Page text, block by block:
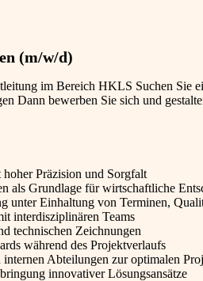
(m/w/d)
im Bereich HKLS Suchen Sie
Dann bewerben Sie sich und
Präzision und Sorgfalt
als Grundlage für wirtschaftliche
unter Einhaltung von Terminen,
interdisziplinären Teams
technischen Zeichnungen
während des Projektverlaufs
Abteilungen zur optimalen
innovativer Lösungsansätze